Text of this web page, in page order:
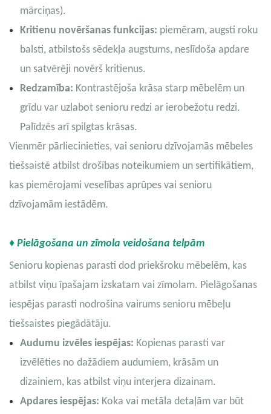
mārciņas).
Kritienu novēršanas funkcijas: piemēram, augsti roku
balsti, atbilstošs sēdekļa augstums, neslīdoša apdare
un satvērēji novērš kritienus.
Redzamība: Kontrastējoša krāsa starp mēbelēm un
grīdu var uzlabot senioru redzi ar ierobežotu redzi.
Palīdzēs arī spilgtas krāsas.
Vienmēr pārliecinieties, vai senioru dzīvojamās mēbeles
tiešsaistē atbilst drošības noteikumiem un sertifikātiem,
kas piemērojami veselības aprūpes vai senioru
dzīvojamām iestādēm.
♦ Pielāgošana un zīmola veidošana telpām
Senioru kopienas parasti dod priekšroku mēbelēm, kas
atbilst viņu īpašajam izskatam vai zīmolam. Pielāgošanas
iespējas parasti nodrošina vairums senioru mēbeļu
tiešsaistes piegādātāju.
Audumu izvēles iespējas: Kopienas parasti var
izvēlēties no dažādiem audumiem, krāsām un
dizainiem, kas atbilst viņu interjera dizainam.
Apdares iespējas: Koka vai metāla detaļām var būt